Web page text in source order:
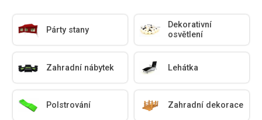
Párty stany
Dekorativní
osvětlení
Zahradní nábytek Lehátka
Polstrování Zahradní dekorace